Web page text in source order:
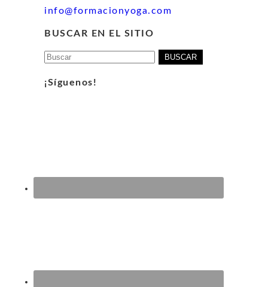
info@formacionyoga.com
BUSCAR EN EL SITIO
Buscar:
¡Síguenos!